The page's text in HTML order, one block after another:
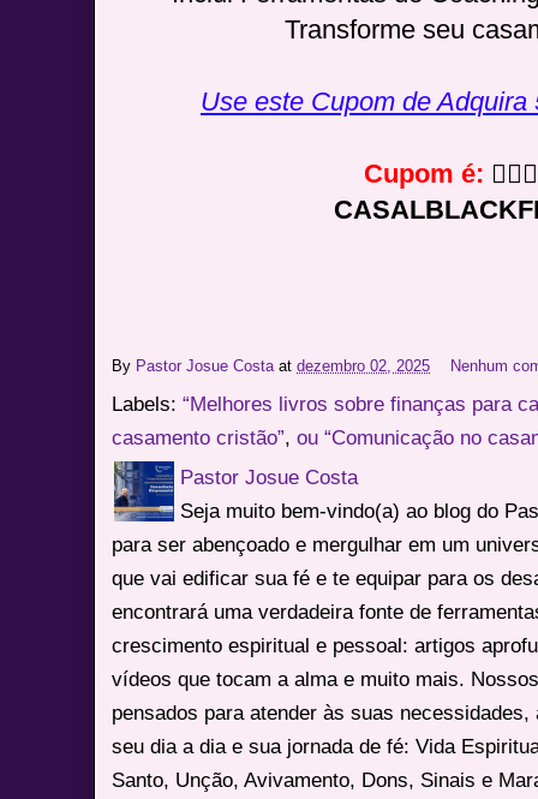
Transforme seu
Use este Cupom de
Cupom é:
By Pastor Josue Costa atdezembro 02, 2025 Nenhum
Labels:“Melhores livros sobre finanças para
casamento cristão”,ou “Comunicação no
Pastor Josue Costa
Seja muito bem-vindo(a) ao blog do
para ser abençoado e mergulhar em um
que vai edificar sua fé e te equipar para os
encontrará uma verdadeira fonte de
crescimento espiritual e pessoal: artigos
vídeos que tocam a alma e muito mais.
pensados para atender às suas
seu dia a dia e sua jornada de fé: Vida
Santo, Unção, Avivamento, Dons, Sinais e